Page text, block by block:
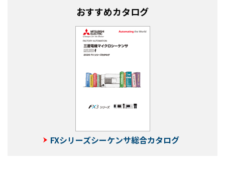
おすすめカタログ
FXシリーズシーケンサ総合カタログ